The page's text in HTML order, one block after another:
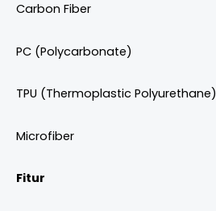
Carbon Fiber
PC (Polycarbonate)
TPU (Thermoplastic Polyurethane)
Microfiber
Fitur